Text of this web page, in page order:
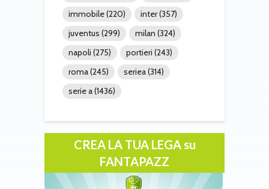
immobile(220) inter(357)
juventus (299) milan (324)
napoli (275) portieri (243)
roma(245) seriea(314)
serie a(1436)
CREA LA TUA LEGA su
FANTAPAZZ